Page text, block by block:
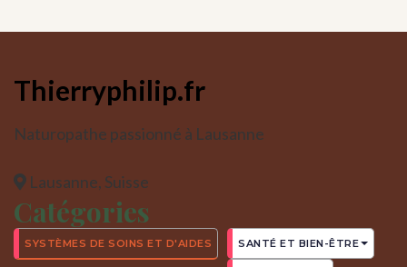
Thierryphilip.fr
Naturopathe passionné à Lausanne
Lausanne, Suisse
Catégories
SYSTÈMES DE SOINS ET D'AIDES SANTÉ ET BIEN-ÊTRE